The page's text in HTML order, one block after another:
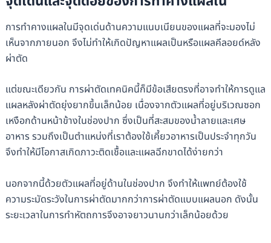
การทำคางแผลในมีจุดเด่นด้านความแนบเนียนของแผลที่จะมองไม่
เห็นจากภายนอก จึงไม่ทำให้เกิดปัญหาแผลเป็นหรือแผลคีลอยด์หลัง
ผ่าตัด
แต่ขณะเดียวกัน การผ่าตัดเทคนิคนี้ก็มีข้อเสียตรงที่อาจทำให้การดูแล
แผลหลังผ่าตัดยุ่งยากขึ้นเล็กน้อย เนื่องจากตัวแผลที่อยู่บริเวณซอก
เหงือกด้านหน้าข้างในช่องปาก ซึ่งเป็นที่สะสมของน้ำลายและเศษ
อาหาร รวมถึงเป็นตำแหน่งที่เราต้องใช้เคี้ยวอาหารเป็นประจำทุกวัน
จึงทำให้มีโอกาสเกิดภาวะติดเชื้อและแผลฉีกขาดได้ง่ายกว่า
นอกจากนี้ด้วยตัวแผลที่อยู่ด้านในช่องปาก จึงทำให้แพทย์ต้องใช้
ความระมัดระวังในการผ่าตัดมากกว่าการผ่าตัดแบบแผลนอก ดังนั้น
ระยะเวลาในการทำหัตถการจึงอาจยาวนานกว่าเล็กน้อยด้วย